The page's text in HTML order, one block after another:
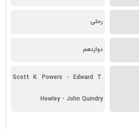
رحلی
دوازدهم
Scott K. Powers - Edward T.
Howley - John Quindry